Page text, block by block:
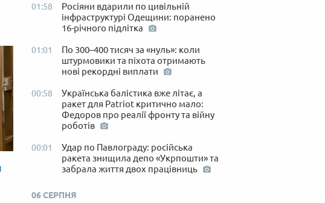
01:58
Росіяни вдарили по цивільній
інфраструктурі Одещини: поранено
16-річного підлітка
01:01
По 300–400 тисяч за «нуль»: коли
штурмовики та піхота отримають
нові рекордні виплати
00:58
Українська балістика вже літає, а
ракет для Patriot критично мало:
Федоров про реалії фронту та війну
роботів
00:01
Удар по Павлограду: російська
ракета знищила депо «Укрпошти» та
забрала життя двох працівниць
06 СЕРПНЯ